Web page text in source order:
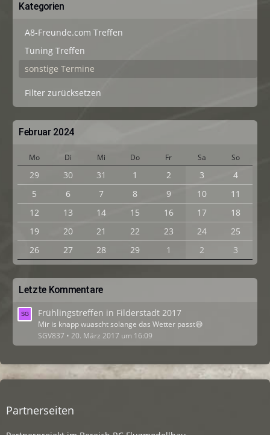
Kategorien
A8-Freunde.com Treffen
Tuning Treffen
sonstige Termine
Filter zurücksetzen
Februar 2024
Mo Di Mi Do Fr Sa So
29 30 31 1 2 3
4
5
6 7 8 9 10
11
12
13 14 15 16 17
18
19
20 21 22 23 24
25
26
27 28 29 1 2 3
Letzte Kommentare
Frühlingstreffen in Filderstadt 2017
Mir is knapp wuascht solange das Wetter passt😅
SGV837
20. März 2017 um 16:09
Partnerseiten